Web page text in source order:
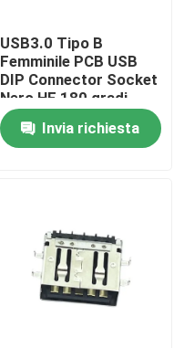
USB3.0 Tipo B
Femminile PCB USB
DIP Connector Socket
Nero HF 180 gradi
Forma T
Invia richiesta